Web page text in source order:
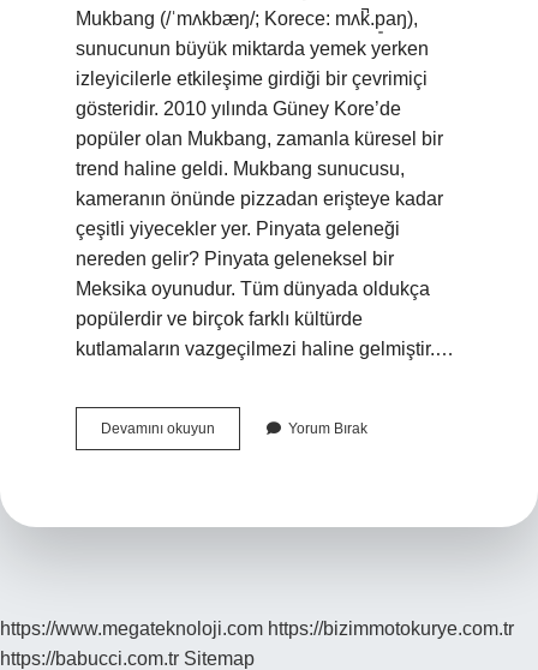
Mukbang (/ˈmʌkbæŋ/; Korece: mʌk̚.p͈aŋ),
sunucunun büyük miktarda yemek yerken
izleyicilerle etkileşime girdiği bir çevrimiçi
gösteridir. 2010 yılında Güney Kore’de
popüler olan Mukbang, zamanla küresel bir
trend haline geldi. Mukbang sunucusu,
kameranın önünde pizzadan erişteye kadar
çeşitli yiyecekler yer. Pinyata geleneği
nereden gelir? Pinyata geleneksel bir
Meksika oyunudur. Tüm dünyada oldukça
popülerdir ve birçok farklı kültürde
kutlamaların vazgeçilmezi haline gelmiştir.…
Devamını okuyun Marimba
Turkce
Yorum Bırak
https://www.megateknoloji.com https://bizimmotokurye.com.tr
https://babucci.com.tr Sitemap